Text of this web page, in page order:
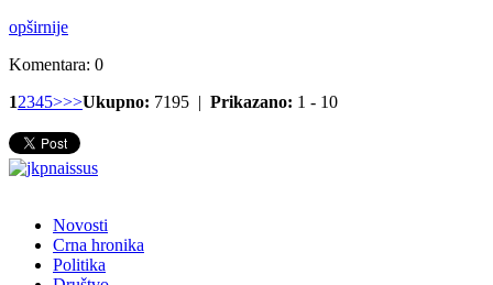
opširnije
Komentara: 0
12345>>>Ukupno: 7195 | Prikazano: 1 - 10
Novosti
Crna hronika
Politika